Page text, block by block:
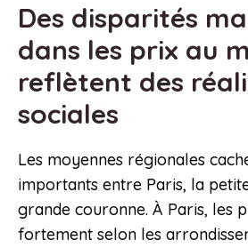
Des disparités
dans les prix au
reflètent des
sociales
Les moyennes régionales
importants entre Paris, la
grande couronne. À Paris, les
fortement selon les